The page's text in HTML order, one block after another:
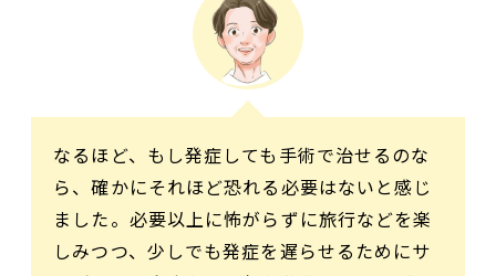
なるほど、もし発症しても手術で治せるのな
ら、確かにそれほど恐れる必要はないと感じ
ました。必要以上に怖がらずに旅行などを楽
しみつつ、少しでも発症を遅らせるためにサ